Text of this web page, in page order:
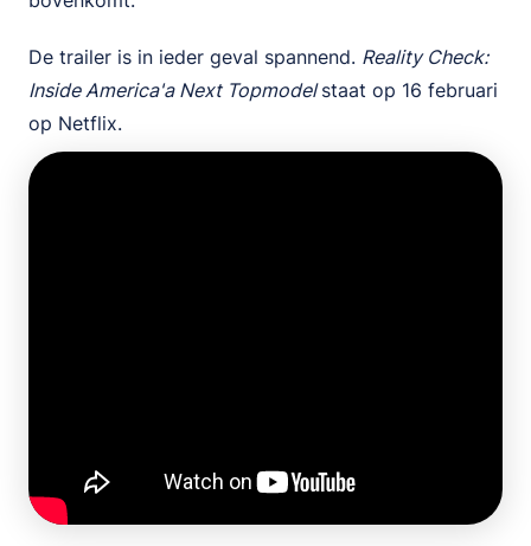
De trailer is in ieder geval spannend. Reality Check:
Inside America'a Next Topmodelstaat op 16 februari
op Netflix.